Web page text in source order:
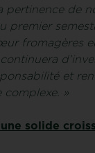
pertinence de
et
»
solide